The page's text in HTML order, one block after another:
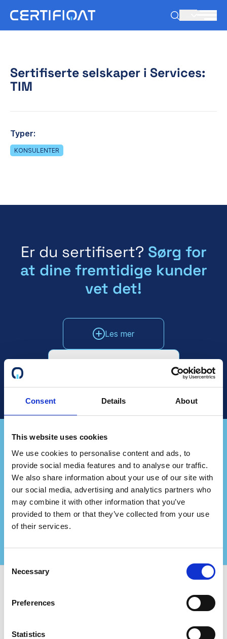
Consent Details About
This website uses cookies
We use cookies to personalise content and ads, to
provide social media features and to analyse our traffic.
We also share information about your use of our site with
our social media, advertising and analytics partners who
may combine it with other information that you’ve
provided to them or that they’ve collected from your use
of their services.
Selection
Necessary
Preferences
Statistics
Sertifiserte selskaper i Services:
TIM
Typer:
KONSULENTER
Er du sertifisert? Sørg for
at dine fremtidige kunder
vet det!
Les mer
Representerer du et
konsulentfirma?
Partner med oss og skap enda større verdi for
dine sertifiserte kunder!
Kontakt oss for mer informasjon